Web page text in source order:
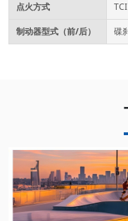
点火方式 TCI
制动器型式（前/后） 碟